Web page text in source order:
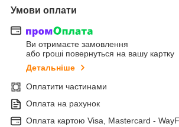
Умови оплати
Ви отримаєте замовлення
або гроші повернуться на вашу картку
Детальніше
Оплатити частинами
Оплата на рахунок
Оплата картою Visa, Mastercard -